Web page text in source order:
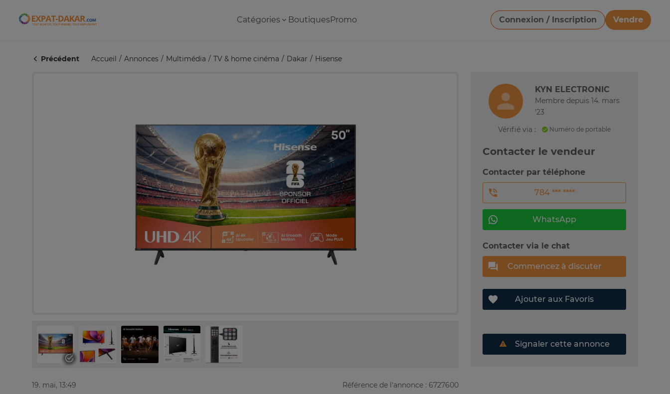
Expat-Dakar Catégories BoutiquesPromo Connexion / Inscription
Vendre
Télécharger une image
Précédent Accueil Annonces Multimédia TV & home cinéma Dakar Hisense
19. mai, 13:49 Référence de l'annonce : 6727600
KYN ELECTRONIC
Membre depuis 14. mars
'23
Vérifié via :
Numéro de portable
Contacter le vendeur
Contacter par téléphone
784 *** ****
WhatsApp
Contacter via le chat
Commencez à discuter
Ajouter aux Favoris
Signaler cette annonce